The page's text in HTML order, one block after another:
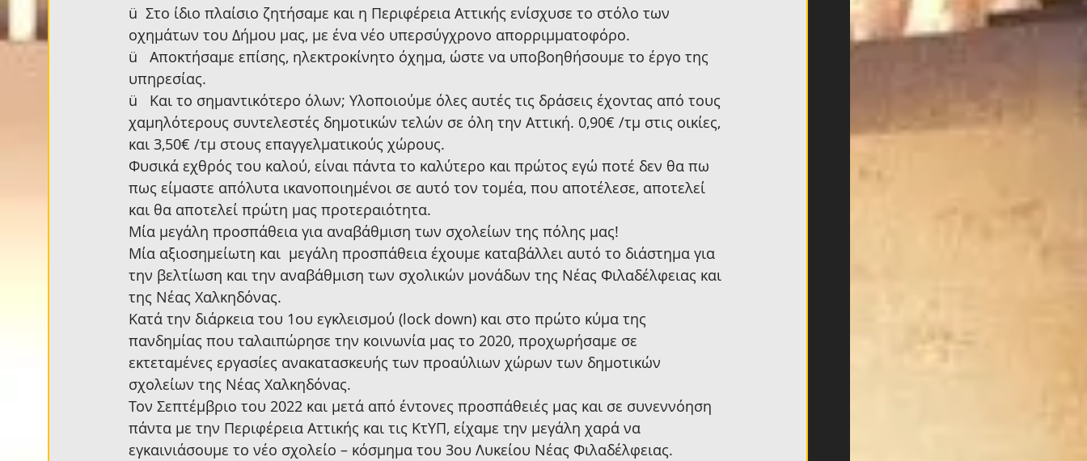
ü  Στο ίδιο πλαίσιο ζητήσαμε και η Περιφέρεια Αττικής ενίσχυσε το στόλο των
οχημάτων του Δήμου μας, με ένα νέο υπερσύγχρονο απορριμματοφόρο.
ü   Αποκτήσαμε επίσης, ηλεκτροκίνητο όχημα, ώστε να υποβοηθήσουμε το έργο της
υπηρεσίας.
ü   Και το σημαντικότερο όλων; Υλοποιούμε όλες αυτές τις δράσεις έχοντας από τους
χαμηλότερους συντελεστές δημοτικών τελών σε όλη την Αττική. 0,90€ /τμ στις οικίες,
και 3,50€ /τμ στους επαγγελματικούς χώρους.
Φυσικά εχθρός του καλού, είναι πάντα το καλύτερο και πρώτος εγώ ποτέ δεν θα πω
πως είμαστε απόλυτα ικανοποιημένοι σε αυτό τον τομέα, που αποτέλεσε, αποτελεί
και θα αποτελεί πρώτη μας προτεραιότητα.
Μία μεγάλη προσπάθεια για αναβάθμιση των σχολείων της πόλης μας!
Μία αξιοσημείωτη και  μεγάλη προσπάθεια έχουμε καταβάλλει αυτό το διάστημα για
την βελτίωση και την αναβάθμιση των σχολικών μονάδων της Νέας Φιλαδέλφειας και
της Νέας Χαλκηδόνας.
Κατά την διάρκεια του 1ου εγκλεισμού (lock down) και στο πρώτο κύμα της
πανδημίας που ταλαιπώρησε την κοινωνία μας το 2020, προχωρήσαμε σε
εκτεταμένες εργασίες ανακατασκευής των προαύλιων χώρων των δημοτικών
σχολείων της Νέας Χαλκηδόνας.
Τον Σεπτέμβριο του 2022 και μετά από έντονες προσπάθειές μας και σε συνεννόηση
πάντα με την Περιφέρεια Αττικής και τις ΚτΥΠ, είχαμε την μεγάλη χαρά να
εγκαινιάσουμε το νέο σχολείο – κόσμημα του 3ου Λυκείου Νέας Φιλαδέλφειας.